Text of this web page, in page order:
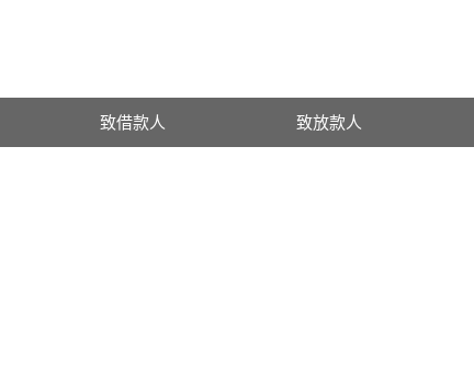
致借款人 致放款人